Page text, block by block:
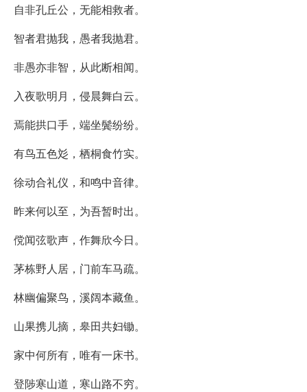
自非孔丘公，无能相救者。
智者君抛我，愚者我抛君。
非愚亦非智，从此断相闻。
入夜歌明月，侵晨舞白云。
焉能拱口手，端坐鬓纷纷。
有鸟五色彣，栖桐食竹实。
徐动合礼仪，和鸣中音律。
昨来何以至，为吾暂时出。
傥闻弦歌声，作舞欣今日。
茅栋野人居，门前车马疏。
林幽偏聚鸟，溪阔本藏鱼。
山果携儿摘，皋田共妇锄。
家中何所有，唯有一床书。
登陟寒山道，寒山路不穷。